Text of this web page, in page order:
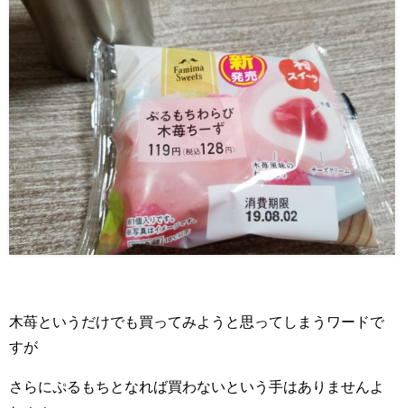
木苺というだけでも買ってみようと思ってしまうワードで
すが
さらにぷるもちとなれば買わないという手はありませんよ